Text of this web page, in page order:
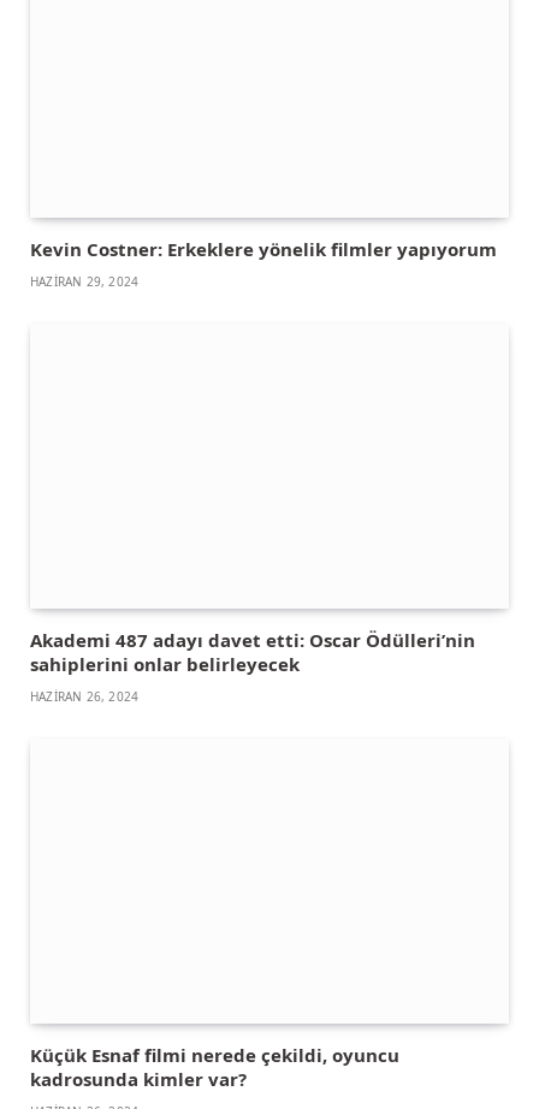
Kevin Costner: Erkeklere yönelik filmler yapıyorum
HAZIRAN 29, 2024
Akademi 487 adayı davet etti: Oscar Ödülleri’nin
sahiplerini onlar belirleyecek
HAZIRAN 26, 2024
Küçük Esnaf filmi nerede çekildi, oyuncu
kadrosunda kimler var?